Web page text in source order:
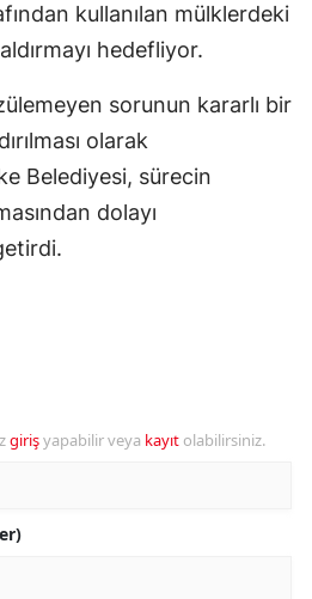
kullanılan mülklerdeki
hedefliyor.
sorunun kararlı bir
olarak
Belediyesi, sürecin
dolayı
girişyapabilir veya kayıt olabilirsiniz.